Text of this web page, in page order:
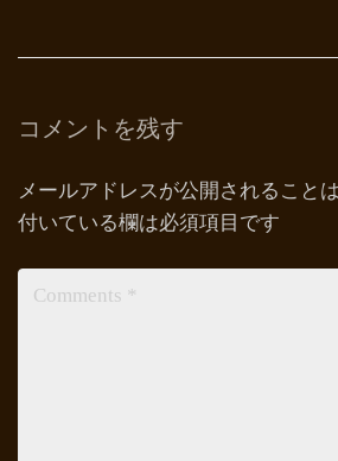
コメントを残す
メールアドレスが公開されること
付いている欄は必須項目です